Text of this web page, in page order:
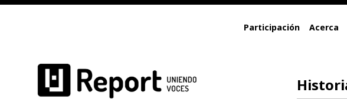
Participación Acerca